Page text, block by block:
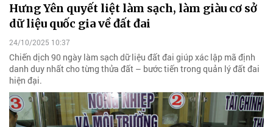
Hưng Yên quyết liệt làm sạch, làm giàu cơ sở
dữ liệu quốc gia về đất đai
24/10/2025 10:37
Chiến dịch 90 ngày làm sạch dữ liệu đất đai giúp xác lập mã định
danh duy nhất cho từng thửa đất – bước tiến trong quản lý đất đai
hiện đại.